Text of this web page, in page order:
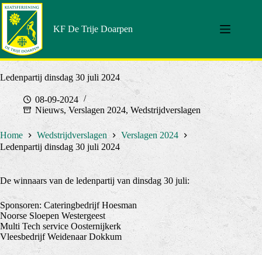
Doorgaan
naar
artikel
KF De Trije Doarpen
Ledenpartij dinsdag 30 juli 2024
08-09-2024
Nieuws,Verslagen 2024, Wedstrijdverslagen
Home Wedstrijdverslagen
Verslagen 2024
Ledenpartij dinsdag 30 juli 2024
De winnaars van de ledenpartij van dinsdag 30 juli:
Sponsoren: Cateringbedrijf Hoesman
Noorse Sloepen Westergeest
Multi Tech service Oosternijkerk
Vleesbedrijf Weidenaar Dokkum